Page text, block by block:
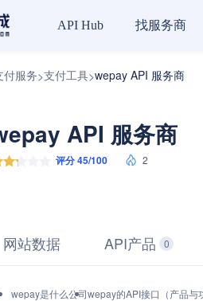
API Hub 找服务商
付服务>支付工具>wepay API 服务商
API 服务商
评分 45/100 2
网站数据 API产品 0
wepay是什么公司wepay的API接口（产品与